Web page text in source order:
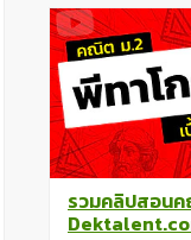
รวมคลิปสอนค